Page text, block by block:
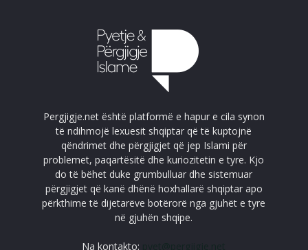
Pergjigje.net është platformë e hapur e cila synon
të ndihmojë lexuesit shqiptar që të kuptojnë
qëndrimet dhe përgjigjet që jep Islami për
problemet, paqartësitë dhe kuriozitetin e tyre. Kjo
do të bëhet duke grumbulluar dhe sistemuar
përgjigjet që kanë dhënë hoxhallarë shqiptar apo
përkthime të dijetarëve botërorë nga gjuhët e tyre
në gjuhën shqipe.
Na kontakto: